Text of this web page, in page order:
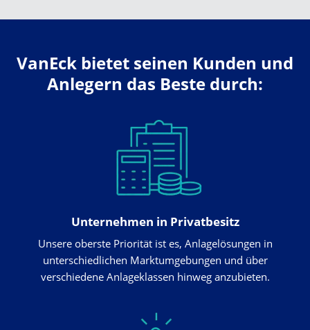
VanEck bietet seinen Kunden und
Anlegern das Beste durch:
Unternehmen in Privatbesitz
Unsere oberste Priorität ist es, Anlagelösungen in
unterschiedlichen Marktumgebungen und über
verschiedene Anlageklassen hinweg anzubieten.